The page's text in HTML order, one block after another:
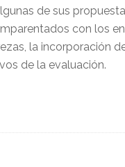
de sus
con los
la incorporación
de la evaluación.